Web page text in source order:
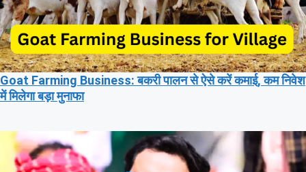
Goat Farming Business: बकरी पालन से ऐसे करें कमाई, कम निवेश
में मिलेगा बड़ा मुनाफा